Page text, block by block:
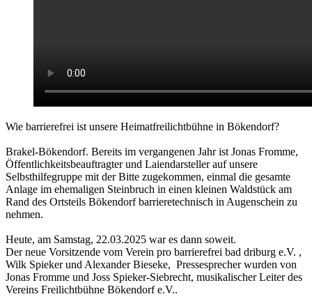
Wie barrierefrei ist unsere Heimatfreilichtbühne in Bökendorf?
Brakel-Bökendorf. Bereits im vergangenen Jahr ist Jonas Fromme,
Öffentlichkeitsbeauftragter und Laiendarsteller auf unsere
Selbsthilfegruppe mit der Bitte zugekommen, einmal die gesamte
Anlage im ehemaligen Steinbruch in einen kleinen Waldstück am
Rand des Ortsteils Bökendorf barrieretechnisch in Augenschein zu
nehmen.
Heute, am Samstag, 22.03.2025 war es dann soweit.
Der neue Vorsitzende vom Verein pro barrierefrei bad driburg e.V. ,
Wilk Spieker und Alexander Bieseke, Pressesprecher wurden von
Jonas Fromme und Joss Spieker-Siebrecht, musikalischer Leiter des
Vereins Freilichtbühne Bökendorf e.V..